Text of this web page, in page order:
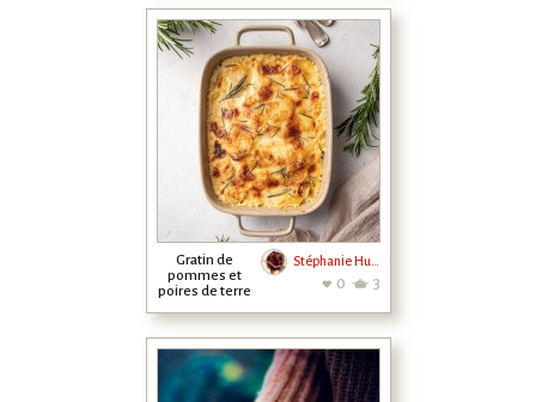
Gratin de
pommes et
poires de terre
Stéphanie Hurrier
0 3